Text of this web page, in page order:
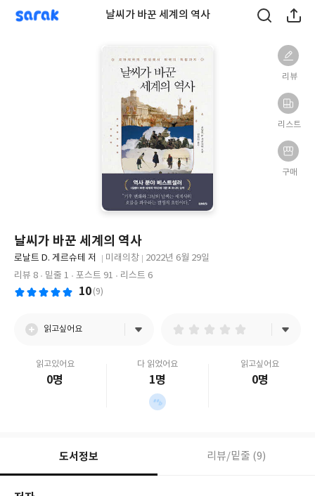
sarak 날씨가 바꾼 세계의 역사
리뷰
리스트
구매
날씨가 바꾼 세계의 역사
글
쓴
로날트 D. 게르슈테 저
출
사
미래의창
출
2022년 6월 29일
리뷰 8
밑줄 1 포스트 91 리스트 6
10 (9)
읽고싶어요
읽고있어요
0명
다 읽었어요
1명
읽고싶어요
0명
도서정보 리뷰/밑줄 (9)